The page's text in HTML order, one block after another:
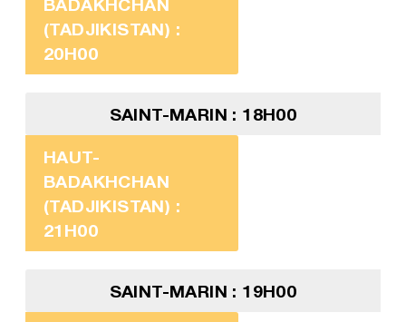
(TADJIKISTAN) :
20H00
SAINT-MARIN : 18H00
HAUT-
BADAKHCHAN
(TADJIKISTAN) :
21H00
SAINT-MARIN : 19H00